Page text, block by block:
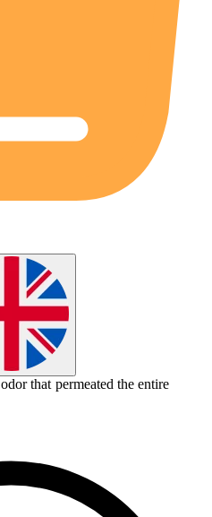
odor that permeated the entire